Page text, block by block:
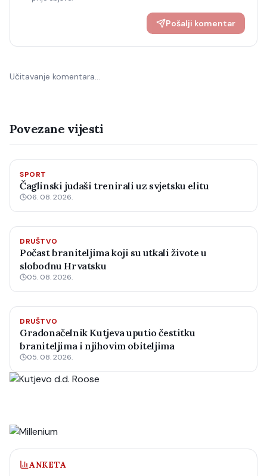
Pošalji komentar
Učitavanje komentara…
Povezane vijesti
SPORT
Čaglinski judaši trenirali uz svjetsku elitu
06. 08. 2026.
DRUŠTVO
Počast braniteljima koji su utkali živote u
slobodnu Hrvatsku
05. 08. 2026.
DRUŠTVO
Gradonačelnik Kutjeva uputio čestitku
braniteljima i njihovim obiteljima
05. 08. 2026.
ANKETA